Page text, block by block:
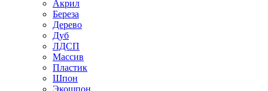
Акрил
Береза
Дерево
Дуб
ЛДСП
Массив
Пластик
Шпон
Экошпон